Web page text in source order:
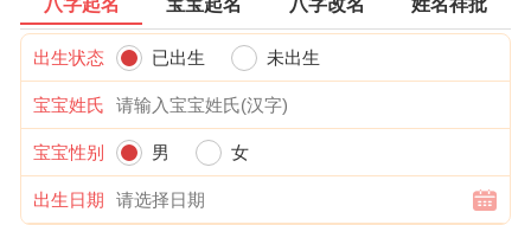
八字起名 宝宝起名 八字改名 姓名祥批
出生状态 已出生 未出生
宝宝姓氏
宝宝性别 男 女
出生日期